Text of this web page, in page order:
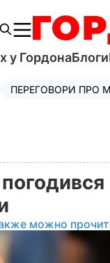
у ГордонаБлоги
ПЕРЕГОВОРИ ПРО
можно